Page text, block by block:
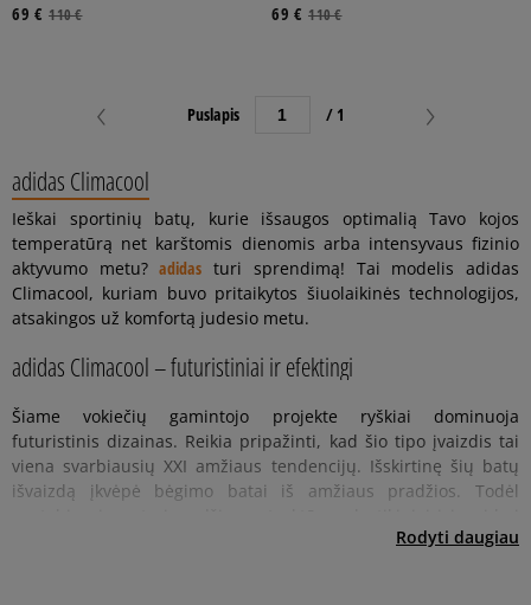
110 €
69 €
110 €
69 €
Puslapis / 1
Rodyti daugiau
adidas Climacool
Ieškai sportinių batų, kurie išsaugos optimalią Tavo kojos
temperatūrą net karštomis dienomis arba intensyvaus fizinio
aktyvumo metu?adidas turi sprendimą! Tai modelis adidas
Climacool, kuriam buvo pritaikytos šiuolaikinės technologijos,
atsakingos už komfortą judesio metu.
adidas Climacool – futuristiniai ir efektingi
Šiame vokiečių gamintojo projekte ryškiai dominuoja
futuristinis dizainas. Reikia pripažinti, kad šio tipo įvaizdis tai
viena svarbiausių XXI amžiaus tendencijų. Išskirtinę šių batų
išvaizdą įkvėpė bėgimo batai iš amžiaus pradžios. Todėl
išsiskirianti forma. Visos šios savybės lemia, kad batai išsiskiria
Nėra ko slėpti, kalbant apie šį modelį, ne dizainas atlieka